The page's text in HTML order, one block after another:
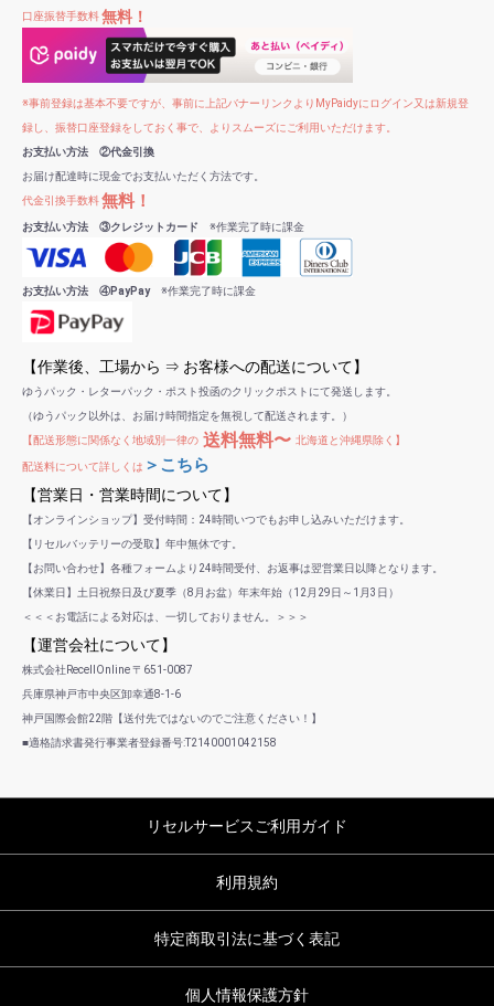
口座振替手数料無料！
※事前登録は基本不要ですが、事前に上記バナーリンクよりMyPaidyにログイン又は新規登
録し、振替口座登録をしておく事で、よりスムーズにご利用いただけます。
お支払い方法 ②代金引換
お届け配達時に現金でお支払いただく方法です。
代金引換手数料無料！
お支払い方法 ③クレジットカード ※作業完了時に課金
お支払い方法 ④PayPay※作業完了時に課金
【作業後、工場から ⇒ お客様への配送について】
ゆうパック・レターパック・ポスト投函のクリックポストにて発送します。
（ゆうパック以外は、お届け時間指定を無視して配送されます。）
【配送形態に関係なく地域別一律の 送料無料〜 北海道と沖縄県除く】
配送料について詳しくは ＞こちら
【営業日・営業時間について】
【オンラインショップ】受付時間：24時間いつでもお申し込みいただけます。
【リセルバッテリーの受取】年中無休です。
【お問い合わせ】各種フォームより24時間受付、お返事は翌営業日以降となります。
【休業日】土日祝祭日及び夏季（8月お盆）年末年始（12月29日～1月3日）
＜＜＜お電話による対応は、一切しておりません。＞＞＞
【運営会社について】
株式会社RecellOnline 〒651-0087
兵庫県神戸市中央区卸幸通8-1-6
神戸国際会館22階【送付先ではないのでご注意ください！】
■適格請求書発行事業者登録番号:T2140001042158
リセルサービスご利用ガイド
利用規約
特定商取引法に基づく表記
個人情報保護方針